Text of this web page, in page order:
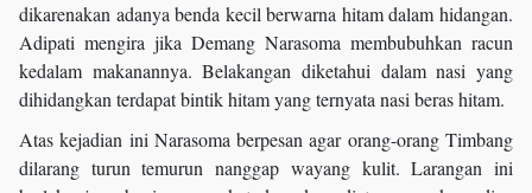
dikarenakan adanya benda kecil berwarna hitam dalam hidangan.
Adipati mengira jika Demang Narasoma membubuhkan racun
kedalam makanannya. Belakangan diketahui dalam nasi yang
dihidangkan terdapat bintik hitam yang ternyata nasi beras hitam.
Atas kejadian ini Narasoma berpesan agar orang-orang Timbang
dilarang turun temurun nanggap wayang kulit. Larangan ini